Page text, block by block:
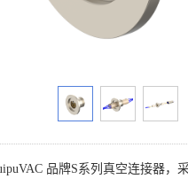
品牌S系列真空连接器，